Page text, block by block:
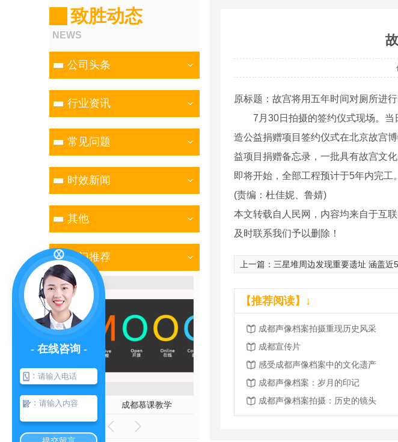
致胜动态
NEWS
公司头条
行业资讯
常见问题
时效新闻
其他
热门推荐
成都慕课教学 成都慕课
原标题：故宫将用五年时间对厕所进
7月30日拍摄的签约仪式现场。当
造公益捐赠项目签约仪式在北京故宫
益项目捐赠备忘录，一批具有故宫文
即将开始，全部工程预计于5年内完工
(责编：杜佳妮、鲁婧)
本文转载自人民网，内容均来自于互
及时联系我们予以删除！
上一篇： 三星堆周边发现重要遗址 涵盖近5000年不间
【推荐阅读】↓
成都声像档案拍摄重现历史风采
成都宣传片
感受成都声像档案中的文化遗产
成都声像档案：岁月的印记
成都声像档案拍摄：历史的镜头
- 在线咨询 -
：
：